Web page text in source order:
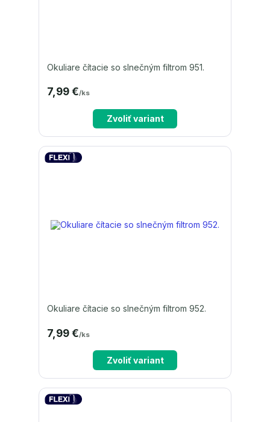
Okuliare čítacie so slnečným filtrom 951.
7,99 €/ks
Zvoliť variant
Okuliare čítacie so slnečným filtrom 952.
7,99 €/ks
Zvoliť variant